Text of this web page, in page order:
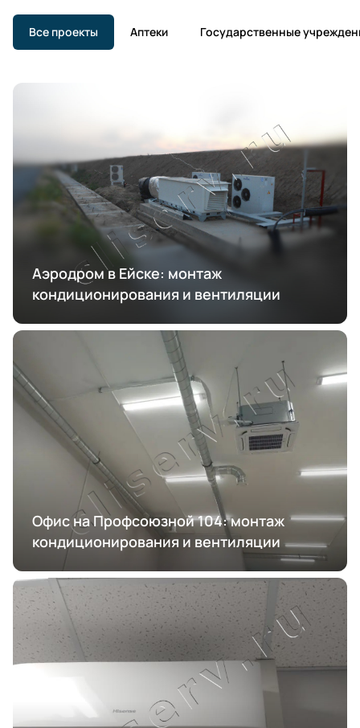
Все проекты Аптеки Государственные
Аэродром в Ейске: монтаж
кондиционирования и вентиляции
Офис на Профсоюзной 104: монтаж
кондиционирования и вентиляции